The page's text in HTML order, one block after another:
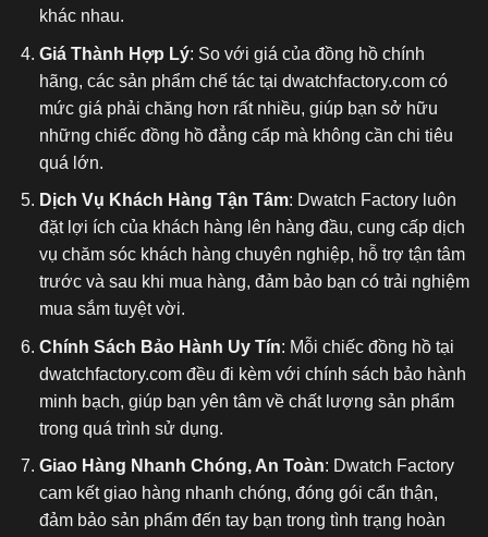
khác nhau.
Giá Thành Hợp Lý: So với giá của đồng hồ chính
hãng, các sản phẩm chế tác tại dwatchfactory.com có
mức giá phải chăng hơn rất nhiều, giúp bạn sở hữu
những chiếc đồng hồ đẳng cấp mà không cần chi tiêu
quá lớn.
Dịch Vụ Khách Hàng Tận Tâm: Dwatch Factory luôn
đặt lợi ích của khách hàng lên hàng đầu, cung cấp dịch
vụ chăm sóc khách hàng chuyên nghiệp, hỗ trợ tận tâm
trước và sau khi mua hàng, đảm bảo bạn có trải nghiệm
mua sắm tuyệt vời.
Chính Sách Bảo Hành Uy Tín: Mỗi chiếc đồng hồ tại
dwatchfactory.com đều đi kèm với chính sách bảo hành
minh bạch, giúp bạn yên tâm về chất lượng sản phẩm
trong quá trình sử dụng.
Giao Hàng Nhanh Chóng, An Toàn: Dwatch Factory
cam kết giao hàng nhanh chóng, đóng gói cẩn thận,
đảm bảo sản phẩm đến tay bạn trong tình trạng hoàn